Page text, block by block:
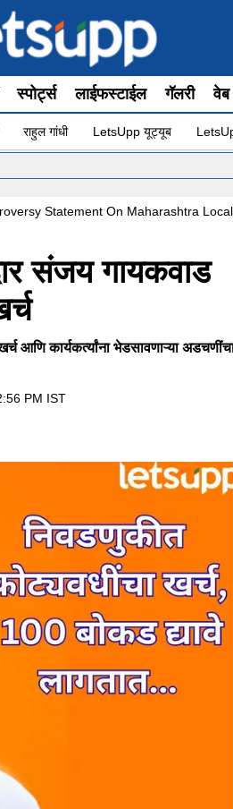
स्पोर्ट्स लाईफस्टाईल गॅलरी वेब
राहुल गांधी LetsUpp यूट्यूब
Statement On Maharashtra Local
संजय गायकवाड
आणि कार्यकर्त्यांना भेडसावणाऱ्या
PM IST